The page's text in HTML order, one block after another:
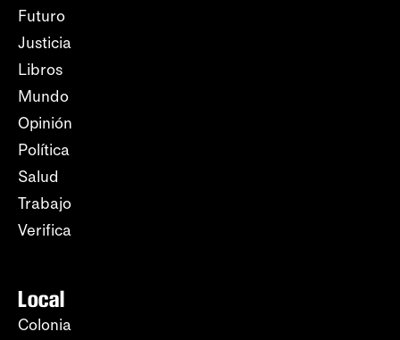
Futuro
Justicia
Libros
Mundo
Opinión
Política
Salud
Trabajo
Verifica
Local
Colonia